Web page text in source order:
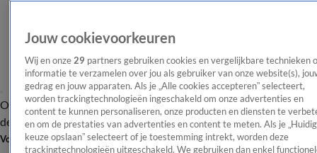
OverzichtAfleveringen Entertainment TV Algemeen
Tip
de redactieNieuwsbrief
Volg Shownieuws
Jouw cookievoorkeuren
Wij en onze 29 partners gebruiken cookies en vergelijkbare technieken
informatie te verzamelen over jou als gebruiker van onze website(s),
gedrag en jouw apparaten. Als je „Alle cookies accepteren” selecteert,
worden trackingtechnologieën ingeschakeld om onze advertenties en
content te kunnen personaliseren, onze producten en diensten te
en om de prestaties van advertenties en content te meten. Als je
keuze opslaan” selecteert of je toestemming intrekt, worden deze
trackingtechnologieën uitgeschakeld. We gebruiken dan enkel